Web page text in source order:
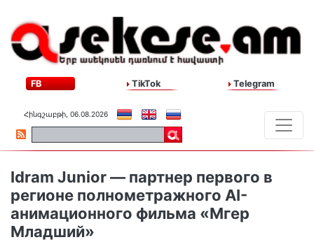
FB TikTok Telegram
Հինգշաբթի, 06.08.2026
Idram Junior — партнер первого в
регионе полнометражного AI-
анимационного фильма «Мгер
Младший»